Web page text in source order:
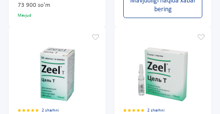
73 900 so'm
Mavjud
bering
2 sharhni 2 sharhni